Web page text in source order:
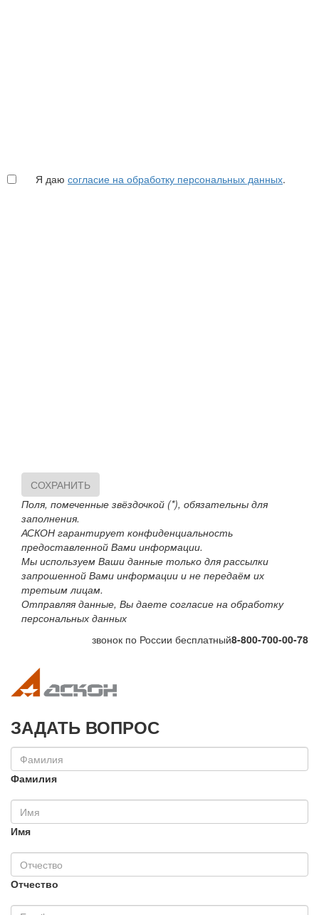
Я даю согласие на обработку персональных данных.
СОХРАНИТЬ
Поля, помеченные звёздочкой (*), обязательны для
заполнения.
АСКОН гарантирует конфиденциальность
предоставленной Вами информации.
Мы используем Ваши данные только для рассылки
запрошенной Вами информации и не передаём их
третьим лицам.
Отправляя данные, Вы даете согласие на обработку
персональных данных
звонок по России бесплатный8-800-700-00-78
ЗАДАТЬ ВОПРОС
Фамилия
Имя
Отчество